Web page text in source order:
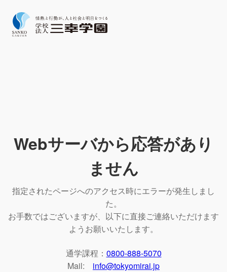
Webサーバから応答があり
ません
指定されたページへのアクセス時にエラーが発生しまし
た。
お手数ではございますが、以下に直接ご連絡いただけます
ようお願いいたします。
通学課程： 0800-888-5070
Mail: info@tokyomirai.jp